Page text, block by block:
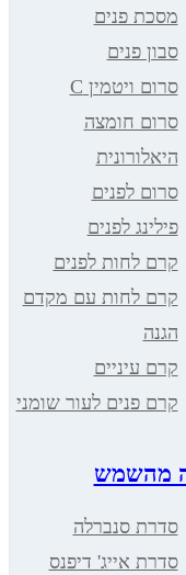
מסכת פנים
סבון פנים
סרום ויטמין C
סרום חומצה
היאלורונית
סרום לפנים
פילינג לפנים
קרם לחות לפנים
קרם לחות עם מקדם
הגנה
קרם עיניים
קרם פנים לעור שומני
מהשמש
סדרת סנברלה
סדרת אייג' דיפנס